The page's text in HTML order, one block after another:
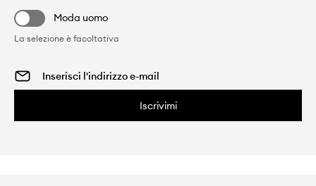
Moda uomo
La selezione è facoltativa
Iscrivimi